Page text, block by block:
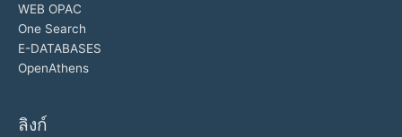
WEB OPAC
One Search
E-DATABASES
OpenAthens
ลิงก์